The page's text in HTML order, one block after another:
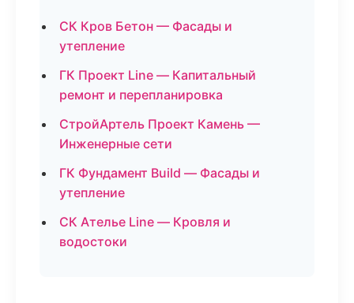
СК Кров Бетон — Фасады и
утепление
ГК Проект Line — Капитальный
ремонт и перепланировка
СтройАртель Проект Камень —
Инженерные сети
ГК Фундамент Build — Фасады и
утепление
СК Ателье Line — Кровля и
водостоки